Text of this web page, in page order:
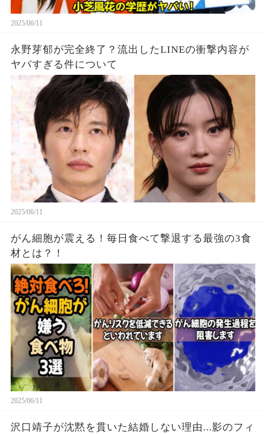
2025/06/11
永野芽郁が完全終了？流出したLINEの衝撃内容が
ヤバすぎる件について
2025/06/11
がん細胞が震える！毎日食べて撃退する最強の3食
材とは？！
2025/06/11
沢口靖子が沈黙を貫いた結婚しない理由...影のフィ